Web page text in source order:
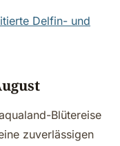
Delfin- und
Blütereise
zuverlässigen